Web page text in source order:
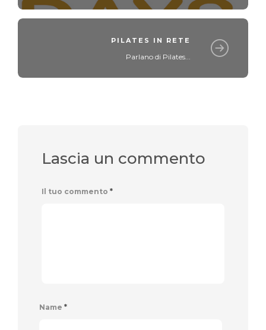
PILATES IN RETE
Parlano di Pilates...
Lascia un commento
Il tuo commento *
Name *